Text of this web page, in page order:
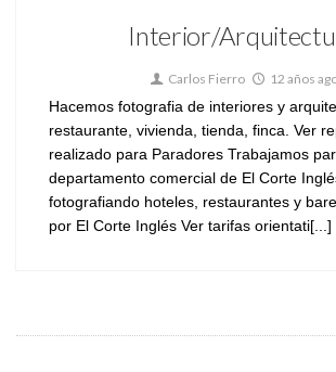
Interior/
Carlos Fierro 12 años
Hacemos fotografia de interiores y
restaurante, vivienda, tienda, finca. Ver
realizado para Paradores Trabajamos
departamento comercial de El Corte
fotografiando hoteles, restaurantes y
por El Corte Inglés Ver tarifas orientati[...]